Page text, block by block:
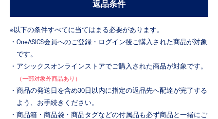
返品条件
※以下の条件すべてに当てはまる必要があります。
・OneASICS会員へのご登録・ログイン後ご購入された商品が対象
です。
・アシックスオンラインストアでご購入された商品が対象です。
（一部対象外商品あり）
・商品の発送⽇を含め30⽇以内に指定の返品先へ配達が完了する
よう、お⼿続きください。
・商品箱・商品袋・商品タグなどの付属品も必ず商品と一緒にご